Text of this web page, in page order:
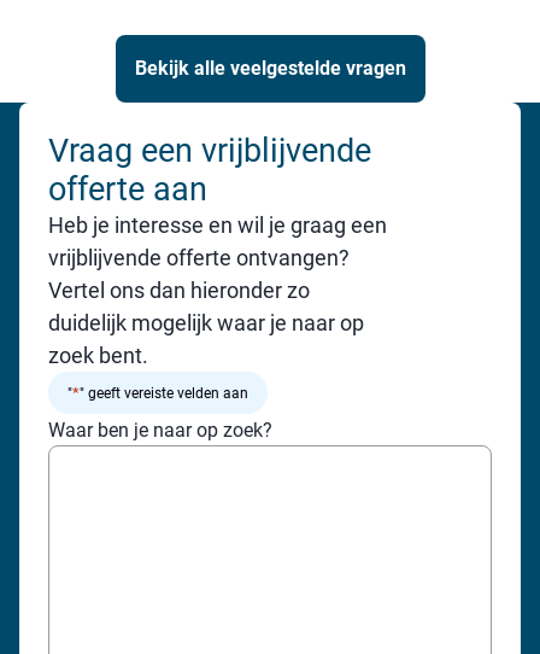
Bekijk alle veelgestelde vragen
Vraag een vrijblijvende
offerte aan
Heb je interesse en wil je graag een
vrijblijvende offerte ontvangen?
Vertel ons dan hieronder zo
duidelijk mogelijk waar je naar op
zoek bent.
"*" geeft vereiste velden aan
Waar ben je naar op zoek?